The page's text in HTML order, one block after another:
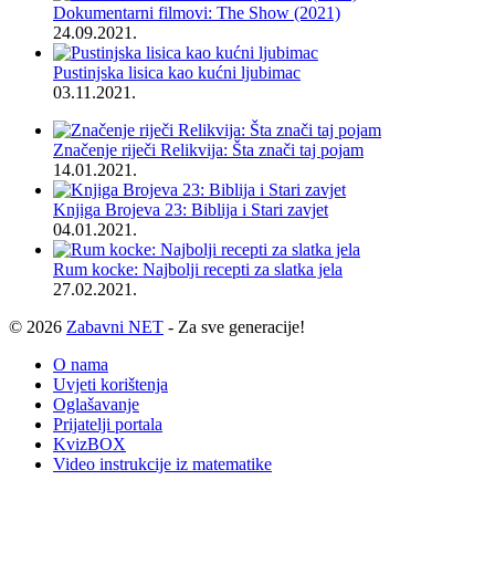
Dokumentarni filmovi: The Show (2021)
24.09.2021.
Pustinjska lisica kao kućni ljubimac
03.11.2021.
Značenje riječi Relikvija: Šta znači taj pojam
14.01.2021.
Knjiga Brojeva 23: Biblija i Stari zavjet
04.01.2021.
Rum kocke: Najbolji recepti za slatka jela
27.02.2021.
© 2026 Zabavni NET - Za sve generacije!
O nama
Uvjeti korištenja
Oglašavanje
Prijatelji portala
KvizBOX
Video instrukcije iz matematike